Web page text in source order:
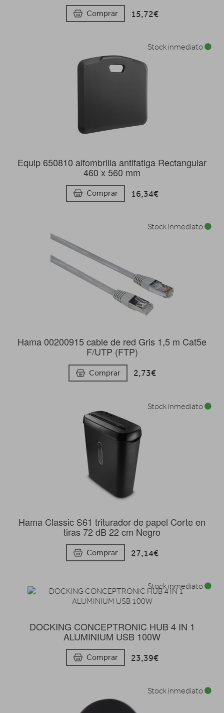
Comprar 15,72€
Equip 650810 alfombrilla antifatiga Rectangular
460 x 560 mm
Comprar 16,34€
Stock inmediato
Hama 00200915 cable de red Gris 1,5 m Cat5e
F/UTP (FTP)
Comprar 2,73€
Stock inmediato
Hama Classic S61 triturador de papel Corte en
tiras 72 dB 22 cm Negro
Comprar 27,14€
Stock inmediato
DOCKING CONCEPTRONIC HUB 4 IN 1
ALUMINIUM USB 100W
Comprar 23,39€
Stock inmediato
Stock inmediato